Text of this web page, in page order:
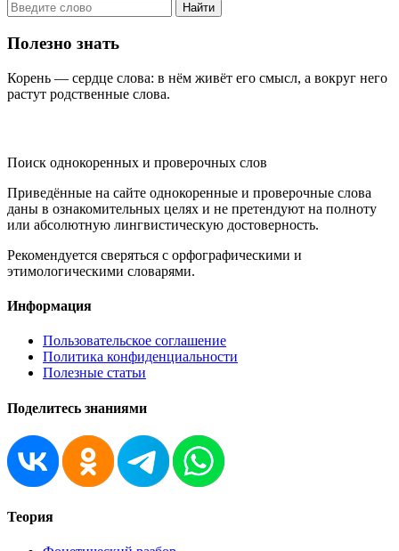
Найти
Полезно знать
Корень — сердце слова: в нём живёт его смысл, а вокруг него
растут родственные слова.
Поиск однокоренных и проверочных слов
Приведённые на сайте однокоренные и проверочные слова
даны в ознакомительных целях и не претендуют на полноту
или абсолютную лингвистическую достоверность.
Рекомендуется сверяться с орфографическими и
этимологическими словарями.
Информация
Пользовательское соглашение
Политика конфиденциальности
Полезные статьи
Поделитесь знаниями
Теория